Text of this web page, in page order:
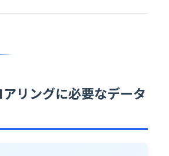
リングに必要なデータ